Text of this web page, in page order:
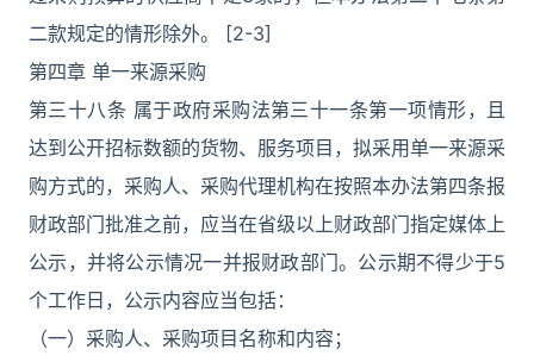
二款规定的情形除外。 [2-3]
第四章 单一来源采购
第三十八条 属于政府采购法第三十一条第一项情形，且
达到公开招标数额的货物、服务项目，拟采用单一来源采
购方式的，采购人、采购代理机构在按照本办法第四条报
财政部门批准之前，应当在省级以上财政部门指定媒体上
公示，并将公示情况一并报财政部门。公示期不得少于5
个工作日，公示内容应当包括：
（一）采购人、采购项目名称和内容；